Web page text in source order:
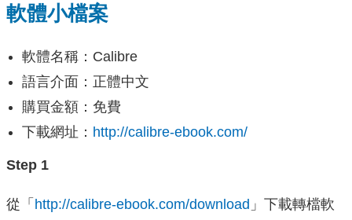
軟體小檔案
軟體名稱：Calibre
語言介面：正體中文
購買金額：免費
下載網址： http://calibre-ebook.com/
Step 1
從「 http://calibre-ebook.com/download 」下載轉檔軟